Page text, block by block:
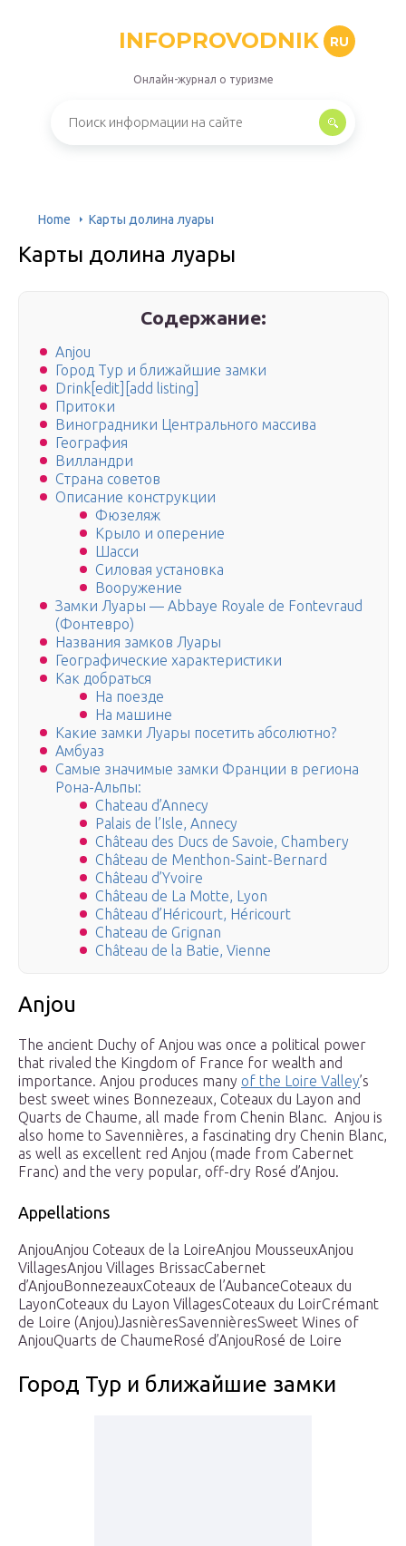
INFOPROVODNIK RU
Онлайн-журнал о туризме
Home Карты долина луары
Карты долина луары
Содержание:
Anjou
Город Тур и ближайшие замки
Drink[edit][add listing]
Притоки
Виноградники Центрального массива
География
Вилландри
Страна советов
Описание конструкции
Фюзеляж
Крыло и оперение
Шасси
Силовая установка
Вооружение
Замки Луары — Abbaye Royale de Fontevraud
(Фонтевро)
Названия замков Луары
Географические характеристики
Как добраться
На поезде
На машине
Какие замки Луары посетить абсолютно?
Амбуаз
Самые значимые замки Франции в региона
Рона-Альпы:
Chateau d’Annecy
Palais de l’Isle, Annecy
Château des Ducs de Savoie, Chambery
Château de Menthon-Saint-Bernard
Château d’Yvoire
Château de La Motte, Lyon
Château d’Héricourt, Héricourt
Chateau de Grignan
Château de la Batie, Vienne
Anjou
The ancient Duchy of Anjou was once a political power
that rivaled the Kingdom of France for wealth and
importance. Anjou produces many of the Loire Valley’s
best sweet wines Bonnezeaux, Coteaux du Layon and
Quarts de Chaume, all made from Chenin Blanc. Anjou is
also home to Savennières, a fascinating dry Chenin Blanc,
as well as excellent red Anjou (made from Cabernet
Franc) and the very popular, off-dry Rosé d’Anjou.
Appellations
AnjouAnjou Coteaux de la LoireAnjou MousseuxAnjou
VillagesAnjou Villages BrissacCabernet
d’AnjouBonnezeauxCoteaux de l’AubanceCoteaux du
LayonCoteaux du Layon VillagesCoteaux du LoirCrémant
de Loire (Anjou)JasnièresSavennièresSweet Wines of
AnjouQuarts de ChaumeRosé d’AnjouRosé de Loire
Город Тур и ближайшие замки